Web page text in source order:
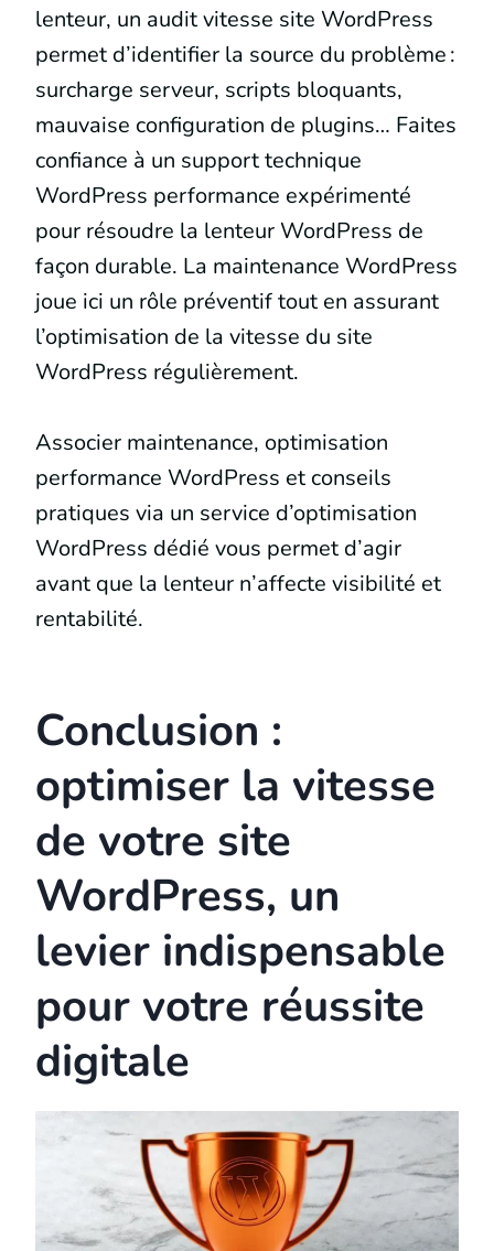
lenteur, un audit vitesse site WordPress
permet d’identifier la source du problème :
surcharge serveur, scripts bloquants,
mauvaise configuration de plugins… Faites
confiance à un support technique
WordPress performance expérimenté
pour résoudre la lenteur WordPress de
façon durable. La maintenance WordPress
joue ici un rôle préventif tout en assurant
l’optimisation de la vitesse du site
WordPress régulièrement.
Associer maintenance, optimisation
performance WordPress et conseils
pratiques via un service d’optimisation
WordPress dédié vous permet d’agir
avant que la lenteur n’affecte visibilité et
rentabilité.
Conclusion :
optimiser la vitesse
de votre site
WordPress, un
levier indispensable
pour votre réussite
digitale